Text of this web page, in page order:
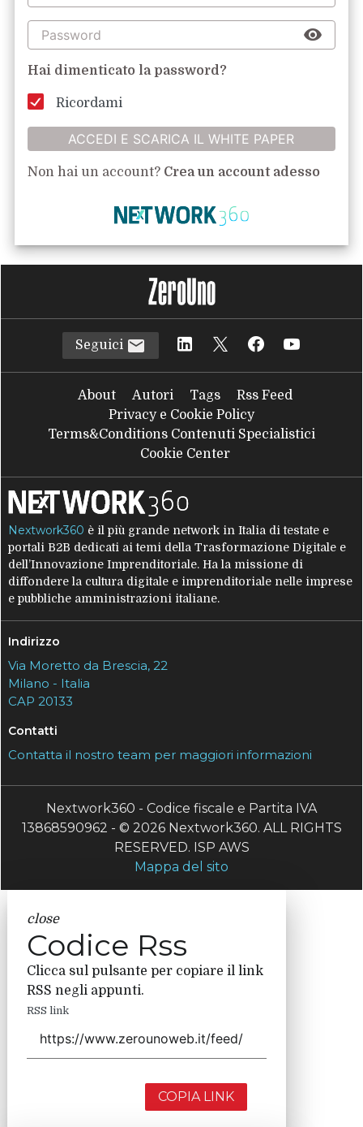
Hai dimenticato la password?
Ricordami
ACCEDI E SCARICA IL WHITE PAPER
Non hai un account? Crea un account adesso
Seguici
About Autori Tags
Rss Feed
Privacy e Cookie Policy
Terms&Conditions Contenuti Specialistici
Cookie Center
Nextwork360 è il più grande network in Italia di testate e
portali B2B dedicati ai temi della Trasformazione Digitale e
dell’Innovazione Imprenditoriale. Ha la missione di
diffondere la cultura digitale e imprenditoriale nelle imprese
e pubbliche amministrazioni italiane.
Indirizzo
Via Moretto da Brescia, 22
Milano - Italia
CAP 20133
Contatti
Contatta il nostro team per maggiori informazioni
Nextwork360 - Codice fiscale e Partita IVA
13868590962 - © 2026 Nextwork360. ALL RIGHTS
RESERVED. ISP AWS
Mappa del sito
close
Codice Rss
Clicca sul pulsante per copiare il link
RSS negli appunti.
RSS link
COPIA LINK